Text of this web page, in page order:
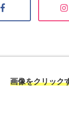
画像をクリック